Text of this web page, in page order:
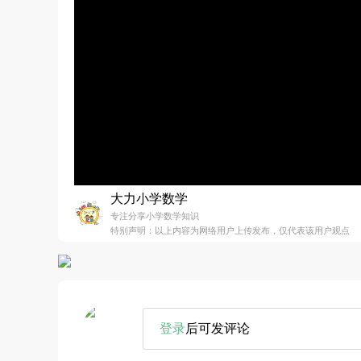
大力小学数学
专注分享小学数学知识
特别声明：以上内容为网络用户上传发布，仅代表该用户观点
登录后可发评论